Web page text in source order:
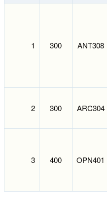
1 300 ANT308
2 300 ARC304
3 400 OPN401